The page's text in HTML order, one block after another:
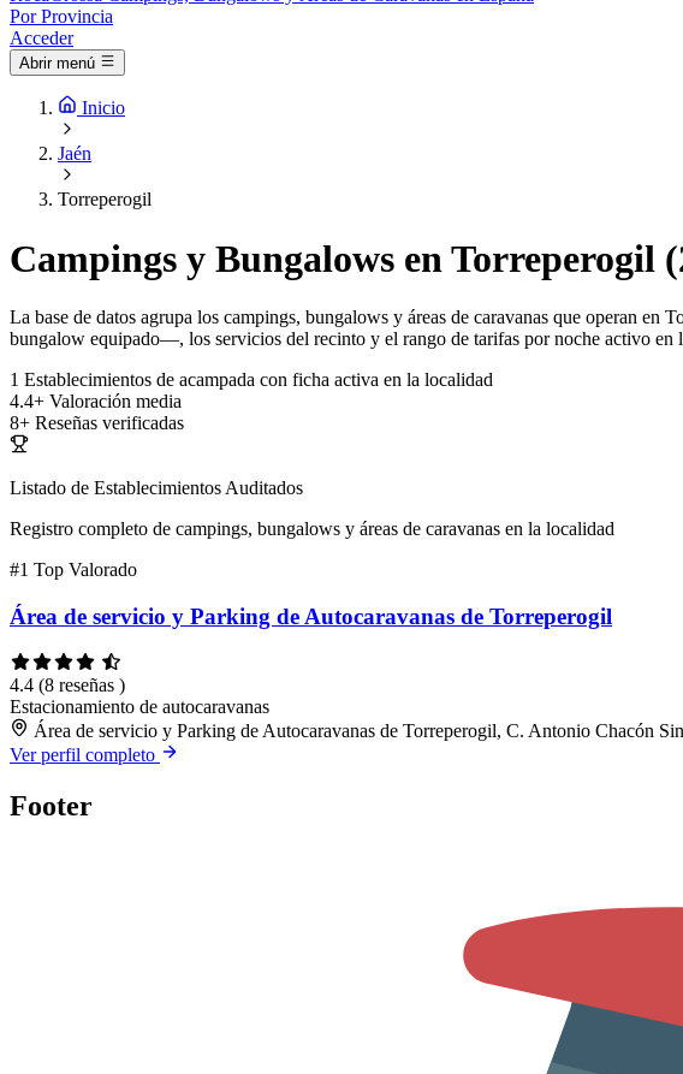
Por Provincia
Acceder
Abrir menú
Inicio
Jaén
Torreperogil
Campings y Bungalows en Torreperogil
La base de datos agrupa los campings, bungalows y áreas de caravanas que operan
bungalow equipado—, los servicios del recinto y el rango de tarifas por noche activo en
1 Establecimientos de acampada con ficha activa en la localidad
4.4+ Valoración media
8+ Reseñas verificadas
Listado de Establecimientos Auditados
Registro completo de campings, bungalows y áreas de caravanas en la localidad
#1 Top Valorado
Área de servicio y Parking de Autocaravanas de Torreperogil
4.4 (8 reseñas )
Estacionamiento de autocaravanas
Área de servicio y Parking de Autocaravanas de Torreperogil, C. Antonio Chacón
Ver perfil completo
Footer